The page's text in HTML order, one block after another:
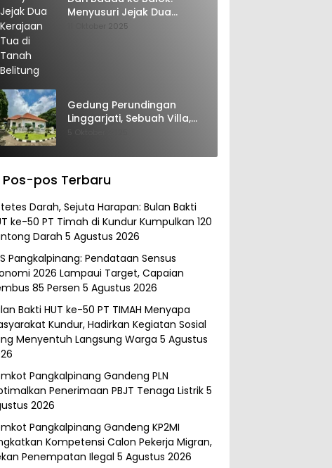
Menyusuri Jejak Dua
Kerajaan Tua di Tanah
11 Oktober 2025
Gedung Perundingan
Linggarjati, Sebuah Villa,
Bangsa
Pos-pos Terbaru
Darah, Sejuta Harapan: Bulan Bakti
ke-50 PT Timah di Kundur Kumpulkan 120
Darah 5 Agustus 2026
Pangkalpinang: Pendataan Sensus
2026 Lampaui Target, Capaian
85 Persen 5 Agustus 2026
Bakti HUT ke-50 PT TIMAH Menyapa
Kundur, Hadirkan Kegiatan Sosial
Menyentuh Langsung Warga 5 Agustus
Pangkalpinang Gandeng PLN
Penerimaan PBJT Tenaga Listrik 5
2026
Pangkalpinang Gandeng KP2MI
Kompetensi Calon Pekerja Migran,
Penempatan Ilegal 5 Agustus 2026